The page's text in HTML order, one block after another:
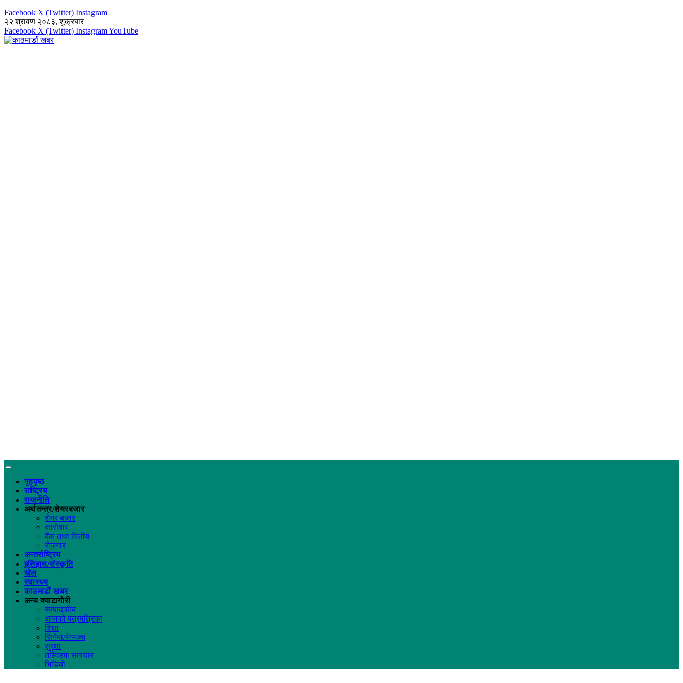
Facebook X (Twitter) Instagram
२२ श्रावण २०८३, शुक्रबार
Facebook X (Twitter) InstagramYouTube
गृहपृष्ठ
राष्ट्रिय
राजनीति
अर्थतन्त्र/शेयरबजार
शेयर बजार
कारोबार
बैंक तथा वित्तीय
रोजगार
अन्तर्राष्ट्रिय
इतिहास/संस्कृति
खेल
स्वास्थ्य
काठमाडौं खबर
अन्य क्याटागोरी
सम्पादकीय
आजको पत्रपत्रिका
शिक्षा
सिनेमा/रंगमञ्च
सुरक्षा
तस्विरमा समाचार
भिडियो